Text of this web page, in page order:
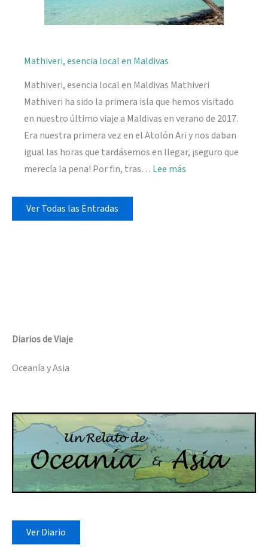
Mathiveri, esencia local en Maldivas
Mathiveri, esencia local en Maldivas Mathiveri
Mathiveri ha sido la primera isla que hemos visitado
en nuestro último viaje a Maldivas en verano de 2017.
Era nuestra primera vez en el Atolón Ari y nos daban
igual las horas que tardásemos en llegar, ¡seguro que
merecía la pena! Por fin, tras… Lee más
Ver Todas las Entradas
Diarios de Viaje
Oceanía y Asia
Ver Diario